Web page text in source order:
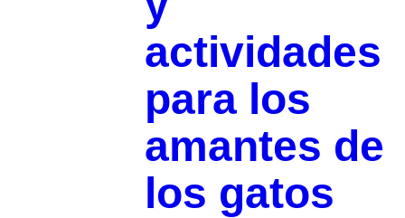
actividades
para los
amantes de
los gatos